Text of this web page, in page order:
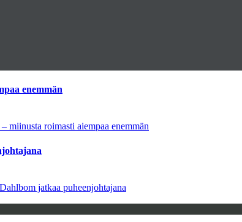
enemmän
roimasti aiempaa enemmän
jatkaa puheenjohtajana